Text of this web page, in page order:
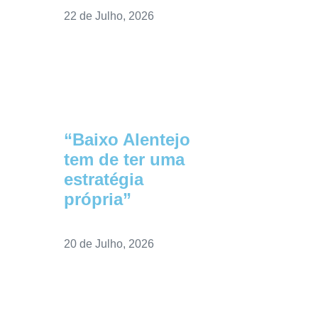
22 de Julho, 2026
“Baixo Alentejo
tem de ter uma
estratégia
própria”
20 de Julho, 2026